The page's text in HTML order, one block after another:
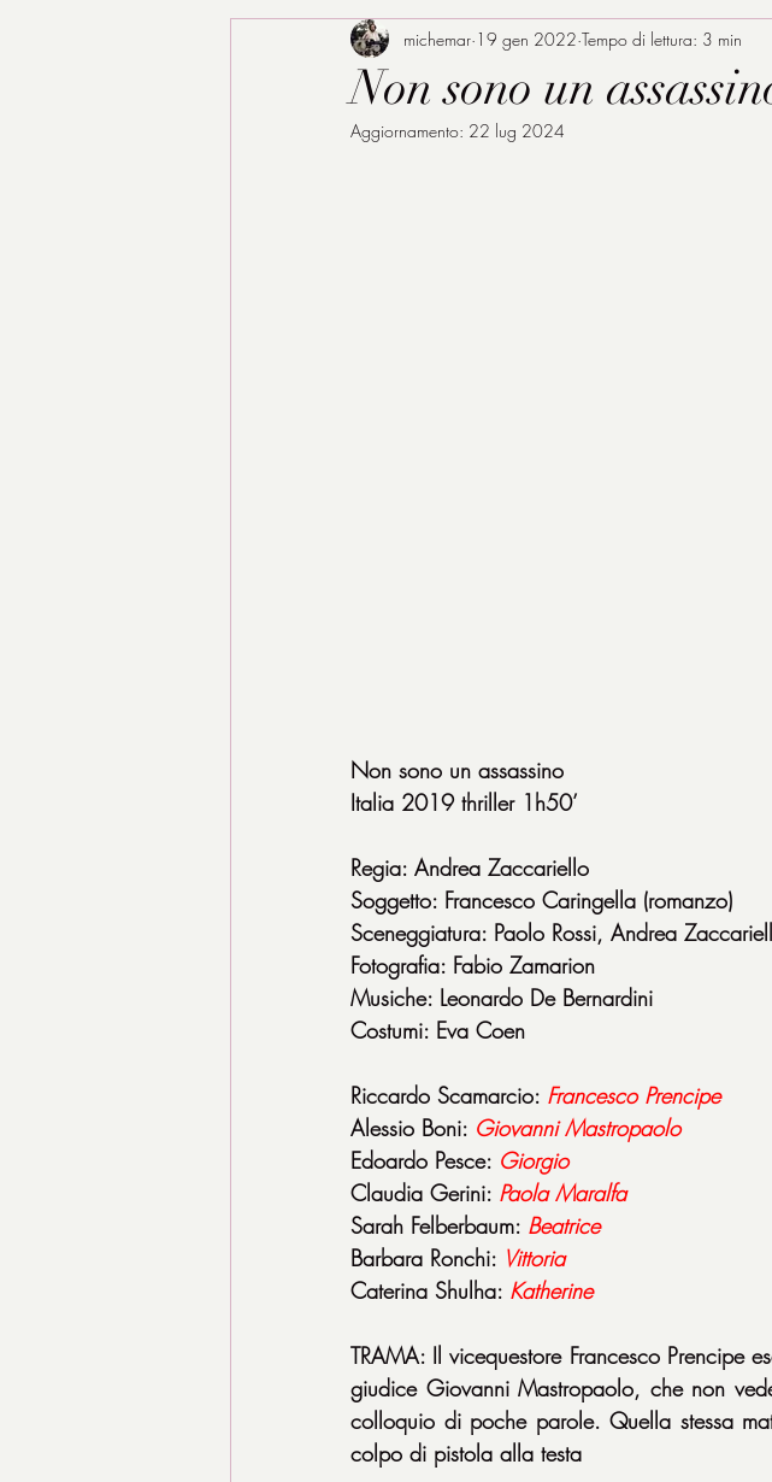
Non sono un
michemar 19 gen 2022 Tempo di lettura: 3 min
Aggiornamento: 22 lug 2024
Non sono un assassino
Italia 2019 thriller 1h50’
Regia: Andrea Zaccariello
Soggetto: Francesco Caringella (romanzo)
Sceneggiatura: Paolo Rossi, Andrea
Fotografia: Fabio Zamarion
Musiche: Leonardo De Bernardini
Costumi: Eva Coen
Riccardo Scamarcio: Francesco Prencipe
Alessio Boni: Giovanni Mastropaolo
Edoardo Pesce: Giorgio
Claudia Gerini: Paola Maralfa
Sarah Felberbaum: Beatrice
Barbara Ronchi: Vittoria
Caterina Shulha: Katherine
TRAMA: Il vicequestore Francesco Prencipe
giudice Giovanni Mastropaolo, che non
colloquio di poche parole. Quella stessa
colpo di pistola alla testa